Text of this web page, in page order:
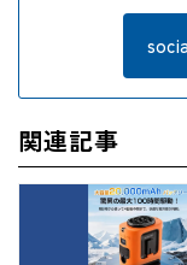
関連記事